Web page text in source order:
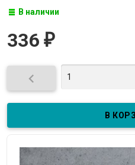
В наличии
336 ₽
